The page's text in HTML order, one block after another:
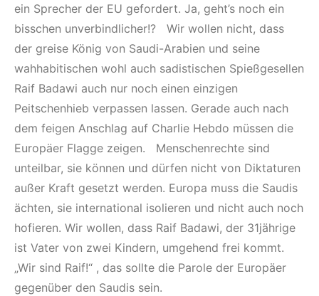
ein Sprecher der EU gefordert. Ja, geht’s noch ein
bisschen unverbindlicher!? Wir wollen nicht, dass
der greise König von Saudi-Arabien und seine
wahhabitischen wohl auch sadistischen Spießgesellen
Raif Badawi auch nur noch einen einzigen
Peitschenhieb verpassen lassen. Gerade auch nach
dem feigen Anschlag auf Charlie Hebdo müssen die
Europäer Flagge zeigen. Menschenrechte sind
unteilbar, sie können und dürfen nicht von Diktaturen
außer Kraft gesetzt werden. Europa muss die Saudis
ächten, sie international isolieren und nicht auch noch
hofieren. Wir wollen, dass Raif Badawi, der 31jährige
ist Vater von zwei Kindern, umgehend frei kommt.
„Wir sind Raif!“ , das sollte die Parole der Europäer
gegenüber den Saudis sein.